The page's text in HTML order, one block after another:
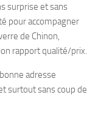
surprise et sans
pour accompagner
de Chinon,
rapport qualité/prix.
adresse
surtout sans coup de